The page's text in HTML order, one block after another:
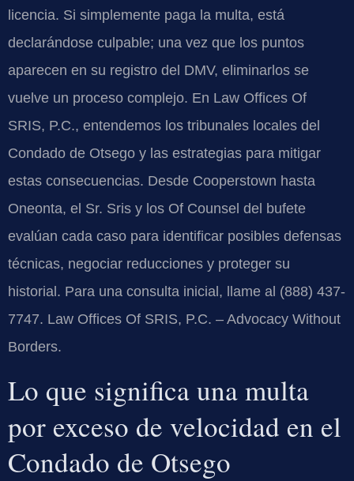
licencia. Si simplemente paga la multa, está
declarándose culpable; una vez que los puntos
aparecen en su registro del DMV, eliminarlos se
vuelve un proceso complejo. En Law Offices Of
SRIS, P.C., entendemos los tribunales locales del
Condado de Otsego y las estrategias para mitigar
estas consecuencias. Desde Cooperstown hasta
Oneonta, el Sr. Sris y los Of Counsel del bufete
evalúan cada caso para identificar posibles defensas
técnicas, negociar reducciones y proteger su
historial. Para una consulta inicial, llame al (888) 437-
7747. Law Offices Of SRIS, P.C. – Advocacy Without
Borders.
Lo que significa una multa
por exceso de velocidad en el
Condado de Otsego